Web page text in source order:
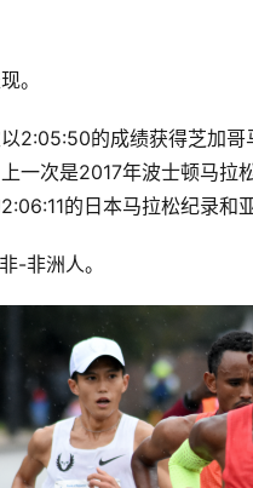
。
2:05:50的成绩获得芝加哥
一次是2017年波士顿马
的日本马拉松纪录和
-非洲人。